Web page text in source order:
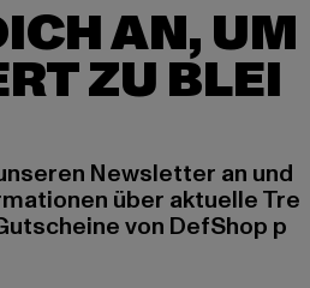
AN, UM
ZU BLEI
Newsletter an und
über aktuelle Tre
von DefShop p